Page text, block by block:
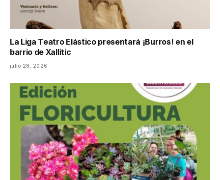
La Liga Teatro Elástico presentará ¡Burros! en el
barrio de Xallitic
julio 28, 2026